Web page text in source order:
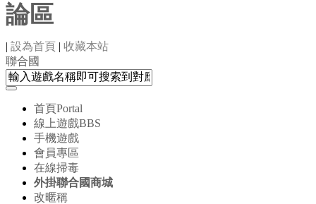
| 設為首頁 | 收藏本站
聯合國
首頁Portal
線上遊戲BBS
手機遊戲
會員專區
在線掃毒
外掛聯合國商城
改暱稱